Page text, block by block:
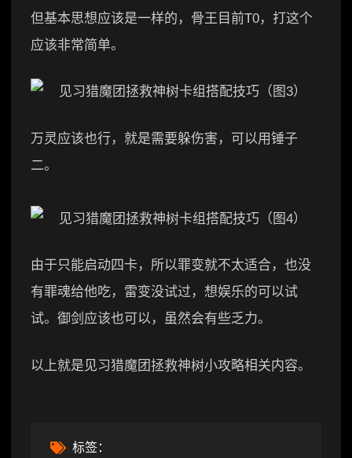
但基本思想应该是一样的，骨王目前T0，打这个
应该非常简单。
万灵应该也行，就是需要躲伤害，可以用锤子
二。
由于只能启动四卡，所以罪变就不太适合，也没
有罪魂给他吃，雷变没试过，想娱乐的可以试
试。御剑应该也可以，虽然会有些乏力。
以上就是见习猎魔团拯救神树小攻略相关内容。
标签：